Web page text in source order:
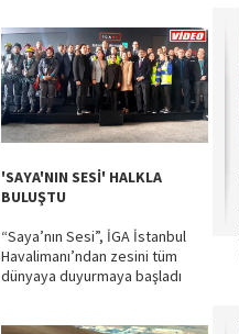
'SAYA'NIN SESİ' HALKLA
BULUŞTU
“Saya’nın Sesi”, İGA İstanbul
Havalimanı’ndan zesini tüm
dünyaya duyurmaya başladı